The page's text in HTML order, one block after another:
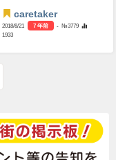
caretaker
2018/8/21 7 年前
- №3779
1933